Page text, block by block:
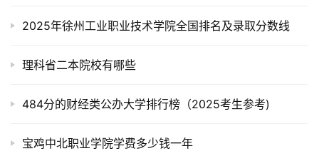
2025年徐州工业职业技术学院全国排名及录取分数线
理科省二本院校有哪些
484分的财经类公办大学排行榜（2025考生参考)
宝鸡中北职业学院学费多少钱一年